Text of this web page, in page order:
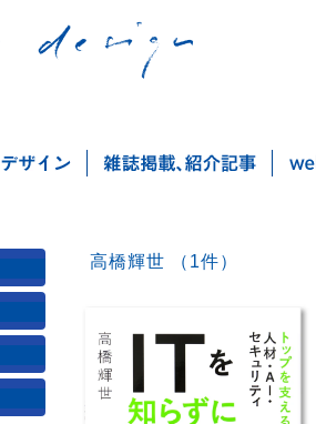
高橋輝世 （1件）